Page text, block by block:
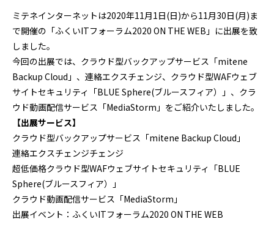
ホスティングサービス
ミテネインターネットは2020年11月1日(日)から11月30日(月)ま
で開催の「ふくいITフォーラム2020 ON THE WEB」に出展を致
しました。
今回の出展では、クラウド型バックアップサービス「mitene
Backup Cloud」、連絡エクスチェンジ、クラウド型WAFウェブ
サイトセキュリティ「BLUE Sphere(ブルースフィア）」、クラ
ウド動画配信サービス「MediaStorm」をご紹介いたしました。
【出展サービス】
クラウド型バックアップサービス「mitene Backup Cloud」
連絡エクスチェンジチェンジ
超低価格クラウド型WAFウェブサイトセキュリティ「BLUE
Sphere(ブルースフィア）」
クラウド動画配信サービス「MediaStorm」
出展イベント：ふくいITフォーラム2020 ON THE WEB